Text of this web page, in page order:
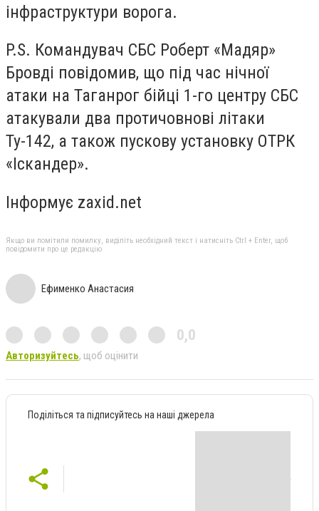
інфраструктури ворога.
P.S. Командувач СБС Роберт «Мадяр»
Бровді повідомив, що під час нічної
атаки на Таганрог бійці 1-го центру СБС
атакували два протичовнові літаки
Ту-142, а також пускову установку ОТРК
«Іскандер».
Інформує zaxid.net
Якщо ви помітили помилку, виділіть необхідний текст і натисніть Ctrl + Enter, щоб
повідомити про це редакцію
Ефименко Анастасия
0,0
Авторизуйтесь, щоб оцінити
Поділіться та підписуйтесь на наші джерела